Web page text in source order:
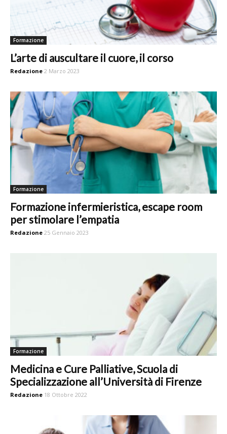
Formazione
L’arte di auscultare il cuore, il corso
Redazione 2 Marzo 2023
Formazione
Formazione infermieristica, escape room
per stimolare l’empatia
Redazione 25 Gennaio 2023
Formazione
Medicina e Cure Palliative, Scuola di
Specializzazione all’Università di Firenze
Redazione 18 Ottobre 2022